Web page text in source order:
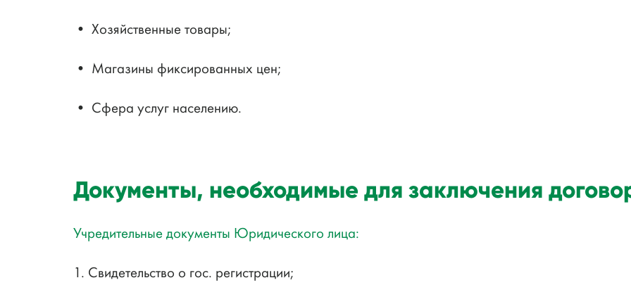
• Хозяйственные товары;
• Магазины фиксированных цен;
• Сфера услуг населению.
Документы, необходимые для заключения
Учредительные документы Юридического лица:
1. Свидетельство о гос. регистрации;